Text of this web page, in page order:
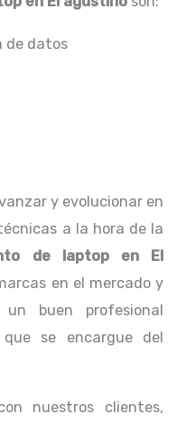
de datos
y evolucionar en
a la hora de la
de laptop en El
en el mercado y
buen profesional
se encargue del
nuestros clientes,